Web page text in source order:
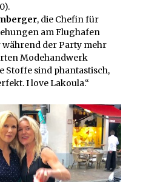
, die Chefin für
am Flughafen
der Party mehr
Modehandwerk
Stoffe sind phantastisch,
I love Lakoula.“